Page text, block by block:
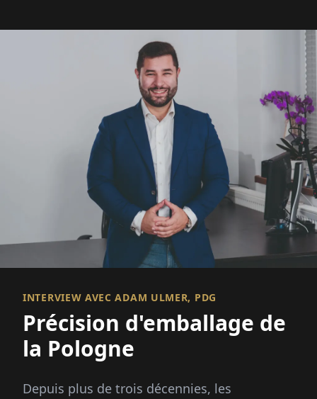
INTERVIEW AVEC ADAM ULMER, PDG
Précision d'emballage de
la Pologne
Depuis plus de trois décennies, les